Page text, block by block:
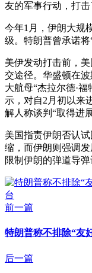
友的军事行动，打击
今年1月，伊朗大规
级。特朗普曾承诺将
美伊发动打击前，
交途径。华盛顿在
大航母“杰拉尔德·
示，对自2月初以来
解人称谈判“取得进展
美国指责伊朗否认
缩，而伊朗则强调
限制伊朗的弹道导
前一篇
特朗普称不排除“友
后一篇